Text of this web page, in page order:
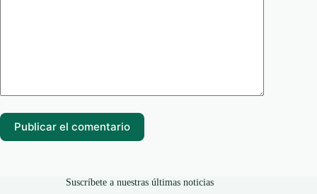
Publicar el comentario
Suscríbete a nuestras últimas noticias